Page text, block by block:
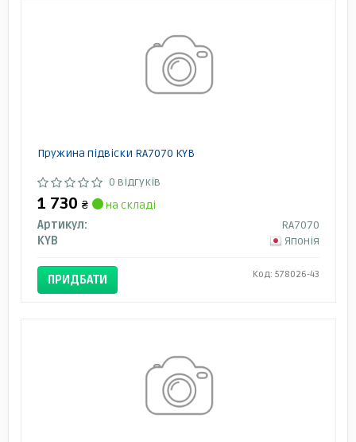
Пружина підвіски RA7070 KYB
0 відгуків
1 730 ₴
на складі
Артикул:
RA7070
KYB
Японія
ПРИДБАТИ Код: 578026-43